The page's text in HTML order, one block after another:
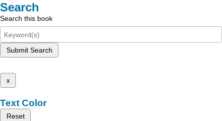
Search
Search this book
Submit Search
x
Text Color
Reset